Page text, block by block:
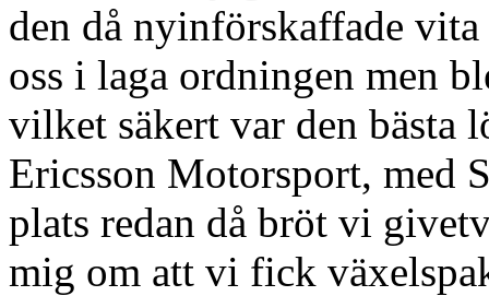
den då nyinförskaffade
oss i laga ordningen men
vilket säkert var den bästa
Ericsson Motorsport, med
plats redan då bröt vi
mig om att vi fick